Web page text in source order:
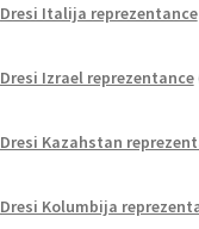
Dresi Italija reprezentance
Dresi Izrael reprezentance
Dresi Kazahstan
Dresi Kolumbija